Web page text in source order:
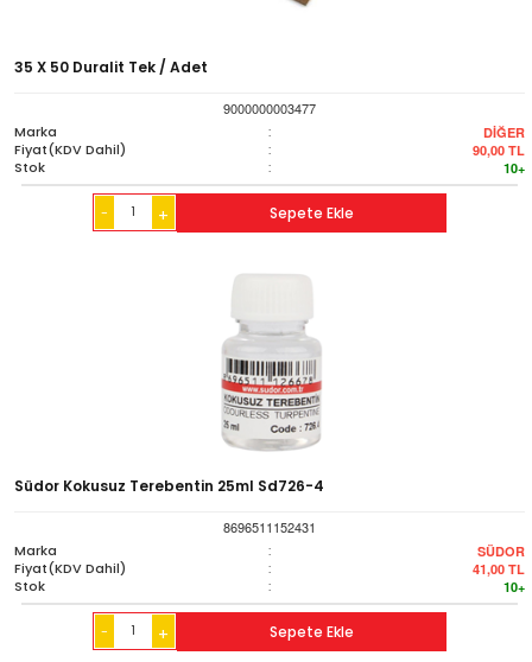
35 X 50 Duralit Tek / Adet
9000000003477
Marka
: DİĞER
Fiyat(KDV Dahil) : 90,00 TL
Stok : 10+
- + Sepete Ekle
Südor Kokusuz Terebentin 25ml Sd726-4
8696511152431
Marka
: SÜDOR
Fiyat(KDV Dahil) : 41,00 TL
Stok : 10+
- + Sepete Ekle